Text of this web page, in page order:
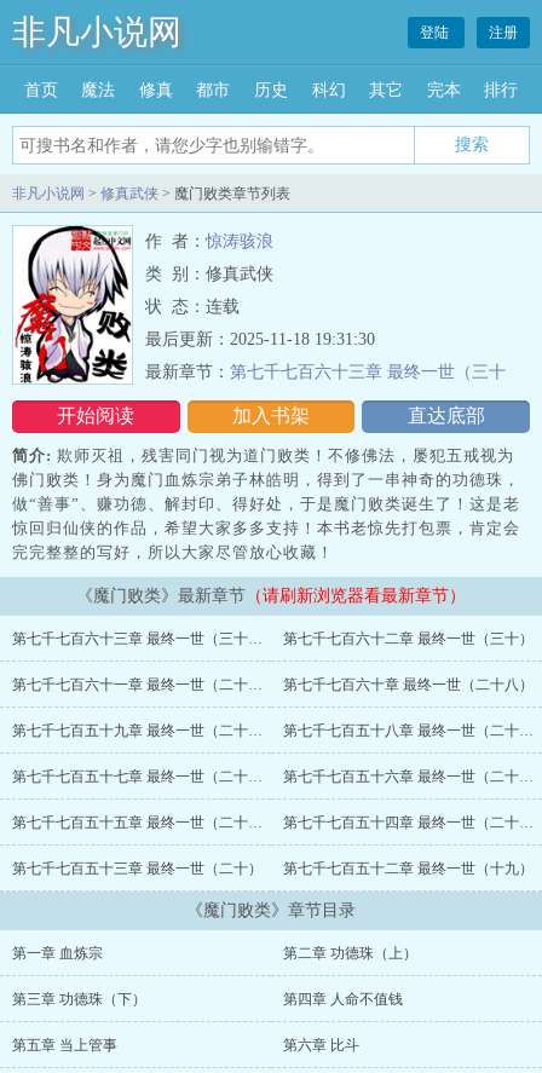
非凡小说网
搜索
登陆 注册
首页 魔法 修真 都市 历史 科幻 其它 完本 排行
非凡小说网 > 修真武侠 > 魔门败类章节列表
作 者：惊涛骇浪
类 别：修真武侠
状 态：连载
开始阅读 加入书架 直达底部
最后更新：2025-11-18 19:31:30
最新章节： 第七千七百六十三章 最终一世（三十
一）
简介: 欺师灭祖，残害同门视为道门败类！不修佛法，屡犯五戒视为
佛门败类！身为魔门血炼宗弟子林皓明，得到了一串神奇的功德珠，
做“善事”、赚功德、解封印、得好处，于是魔门败类诞生了！这是老
惊回归仙侠的作品，希望大家多多支持！本书老惊先打包票，肯定会
完完整整的写好，所以大家尽管放心收藏！
《魔门败类》最新章节 （请刷新浏览器看最新章节）
第七千七百六十三章 最终一世（三十一） 第七千七百六十二章 最终一世（三十）
第七千七百六十一章 最终一世（二十九） 第七千七百六十章 最终一世（二十八）
第七千七百五十九章 最终一世（二十七） 第七千七百五十八章 最终一世（二十六）
第七千七百五十七章 最终一世（二十五） 第七千七百五十六章 最终一世（二十三）
第七千七百五十五章 最终一世（二十二） 第七千七百五十四章 最终一世（二十一）
第七千七百五十三章 最终一世（二十） 第七千七百五十二章 最终一世（十九）
《魔门败类》章节目录
第一章 血炼宗 第二章 功德珠（上）
第三章 功德珠（下） 第四章 人命不值钱
第五章 当上管事 第六章 比斗